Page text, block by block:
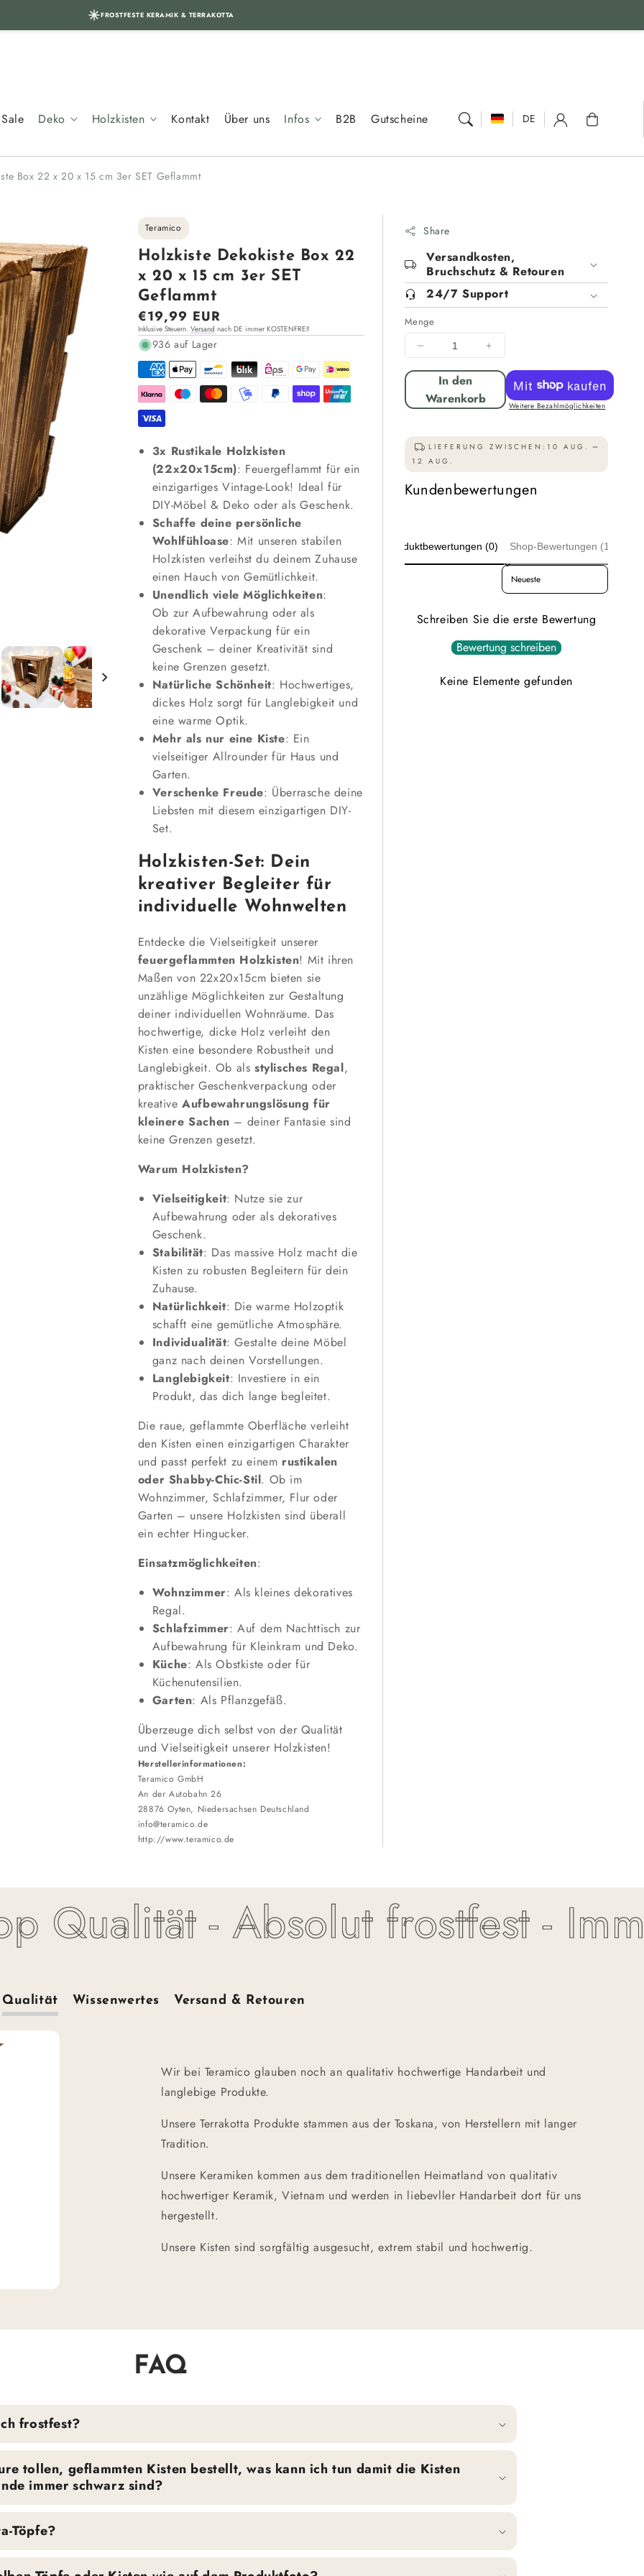
FROSTFESTE KERAMIK & TERRAKOTTA
Sale Deko Holzkisten Kontakt Über uns Infos B2B Gutscheine DE Warenkorb
Box 22 x 20 x 15 cm 3er SET Geflammt
Teramico
Holzkiste Dekokiste Box 22
x 20 x 15 cm 3er SET
Geflammt
Normaler
Preis
€19,99 EUR
Inklusive Steuern. Versandnach DE immer KOSTENFREI!
936 auf Lager
3x Rustikale Holzkisten
(22x20x15cm): Feuergeflammt für ein
einzigartiges Vintage-Look! Ideal für
DIY-Möbel & Deko oder als Geschenk.
Schaffe deine persönliche
Wohlfühloase: Mit unseren stabilen
Holzkisten verleihst du deinem Zuhause
einen Hauch von Gemütlichkeit.
Unendlich viele Möglichkeiten:
Ob zur Aufbewahrung oder als
dekorative Verpackung für ein
Geschenk – deiner Kreativität sind
keine Grenzen gesetzt.
Natürliche Schönheit: Hochwertiges,
dickes Holz sorgt für Langlebigkeit und
eine warme Optik.
Mehr als nur eine Kiste: Ein
vielseitiger Allrounder für Haus und
Garten.
Verschenke Freude: Überrasche deine
Liebsten mit diesem einzigartigen DIY-
Set.
Holzkisten-Set: Dein
kreativer Begleiter für
individuelle Wohnwelten
Entdecke die Vielseitigkeit unserer
feuergeflammten Holzkisten! Mit ihren
Maßen von 22x20x15cm bieten sie
unzählige Möglichkeiten zur Gestaltung
deiner individuellen Wohnräume. Das
hochwertige, dicke Holz verleiht den
Kisten eine besondere Robustheit und
Langlebigkeit. Ob als stylisches Regal,
praktischer Geschenkverpackung oder
kreativeAufbewahrungslösung für
kleinere Sachen – deiner Fantasie sind
keine Grenzen gesetzt.
Warum Holzkisten?
Vielseitigkeit: Nutze sie zur
Aufbewahrung oder als dekoratives
Geschenk.
Stabilität: Das massive Holz macht die
Kisten zu robusten Begleitern für dein
Zuhause.
Natürlichkeit: Die warme Holzoptik
schafft eine gemütliche Atmosphäre.
Individualität: Gestalte deine Möbel
ganz nach deinen Vorstellungen.
Langlebigkeit: Investiere in ein
Produkt, das dich lange begleitet.
Die raue, geflammte Oberfläche verleiht
den Kisten einen einzigartigen Charakter
und passt perfekt zu einem rustikalen
oder Shabby-Chic-Stil. Ob im
Wohnzimmer, Schlafzimmer, Flur oder
Garten – unsere Holzkisten sind überall
ein echter Hingucker.
Einsatzmöglichkeiten:
Wohnzimmer: Als kleines dekoratives
Regal.
Schlafzimmer: Auf dem Nachttisch zur
Aufbewahrung für Kleinkram und Deko.
Küche: Als Obstkiste oder für
Küchenutensilien.
Garten: Als Pflanzgefäß.
Überzeuge dich selbst von der Qualität
und Vielseitigkeit unserer Holzkisten!
Herstellerinformationen:
Teramico GmbH
An der Autobahn 26
28876 Oyten, Niedersachsen Deutschland
info@teramico.de
http://www.teramico.de
Share
Versandkosten,
Bruchschutz & Retouren
24/7 Support
Menge
Menge
für
Holzkiste
Dekokiste
Box
x
20
x
15
Geflammt
verringern
Menge
für
Holzkiste
Dekokiste
Box
x
x
15
Geflammt
erhöhen
In den
Warenkorb
Weitere Bezahlmöglichkeiten
LIEFERUNG ZWISCHEN: 10 AUG.
12 AUG.
Kundenbewertungen
Produktbewertungen (0) Shop-Bewertungen (125)
Sort reviews by
Schreiben Sie die erste Bewertung
Bewertung schreiben
Keine Elemente gefunden
- Absolut frostfest -
Qualität Wissenwertes Versand & Retouren
Wir bei Teramico glauben noch an qualitativ hochwertige Handarbeit und
langlebige Produkte.
Unsere Terrakotta Produkte stammen aus der Toskana, von Herstellern mit langer
Tradition.
Unsere Keramiken kommen aus dem traditionellen Heimatland von qualitativ
hochwertiger Keramik, Vietnam und werden in liebevller Handarbeit dort für uns
hergestellt.
Unsere Kisten sind sorgfältig ausgesucht, extrem stabil und hochwertig.
FAQ
frostfest?
tollen, geflammten Kisten bestellt, was kann ich tun damit die Kisten
immer schwarz sind?
Töpfe?